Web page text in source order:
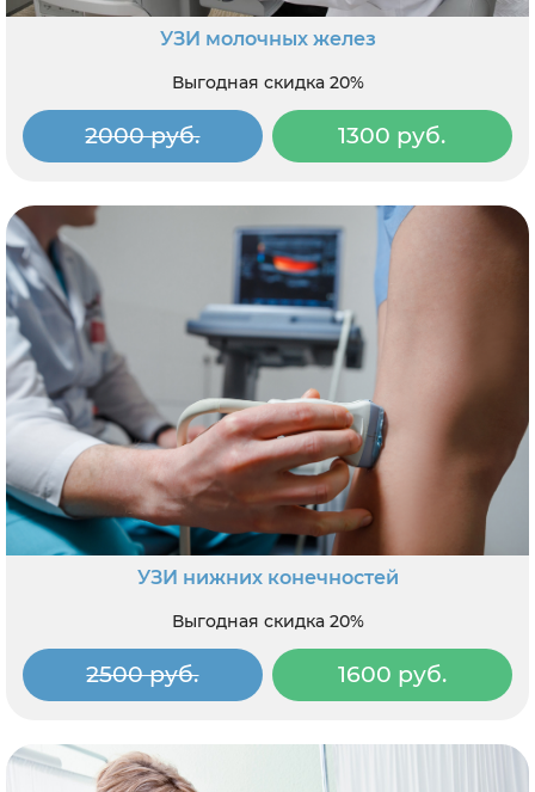
УЗИ молочных желез
Выгодная скидка 20%
2000 руб. 1300 руб.
УЗИ нижних конечностей
Выгодная скидка 20%
2500 руб. 1600 руб.